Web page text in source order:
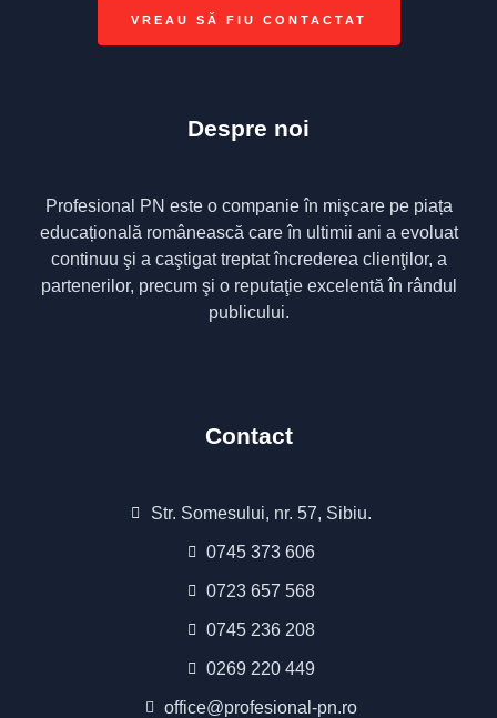
VREAU SĂ FIU CONTACTAT
Despre noi
Profesional PN este o companie în mişcare pe piața
educațională românească care în ultimii ani a evoluat
continuu şi a caştigat treptat încrederea clienţilor, a
partenerilor, precum şi o reputaţie excelentă în rândul
publicului.
Contact
Str. Somesului, nr. 57, Sibiu.
0745 373 606
0723 657 568
0745 236 208
0269 220 449
office@profesional-pn.ro